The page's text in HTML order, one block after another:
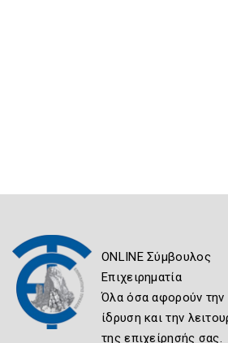
ONLINE Σύμβουλος
Επιχειρηματία
Όλα όσα αφορούν την
ίδρυση και την
της επιχείρησής σας.